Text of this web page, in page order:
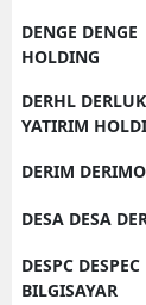
DENGE DENGE
HOLDING
DERHL
YATIRIM
DERIM
DESA DESA
DESPC DESPEC
BILGISAYAR